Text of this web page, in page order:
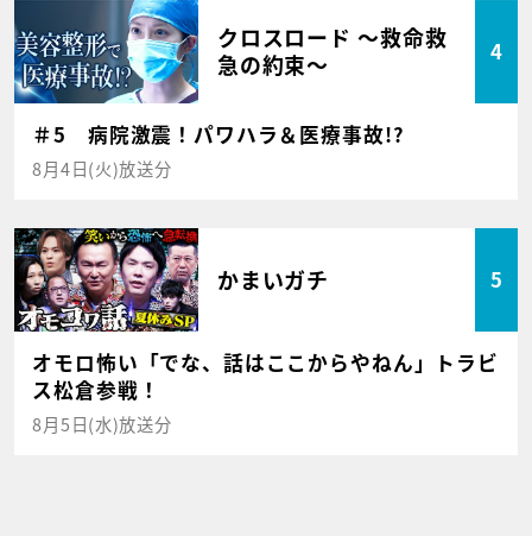
クロスロード ～救命救
急の約束～
4
＃5 病院激震！パワハラ＆医療事故!?
8月4日(火)放送分
かまいガチ 5
オモロ怖い「でな、話はここからやねん」トラビ
ス松倉参戦！
8月5日(水)放送分